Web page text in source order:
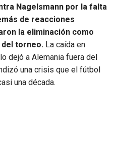
Nagelsmann por la falta
de reacciones
la eliminación como
del torneo. La caída en
dejó a Alemania fuera del
una crisis que el fútbol
una década.